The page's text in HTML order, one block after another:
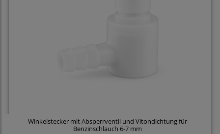
Winkelstecker mit Absperrventil und Vitondichtung für
Benzinschlauch 6-7 mm